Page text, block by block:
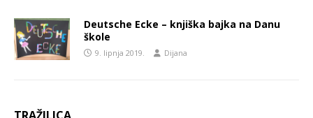
Deutsche Ecke – knjiška bajka na Danu
škole
9. lipnja 2019. Dijana